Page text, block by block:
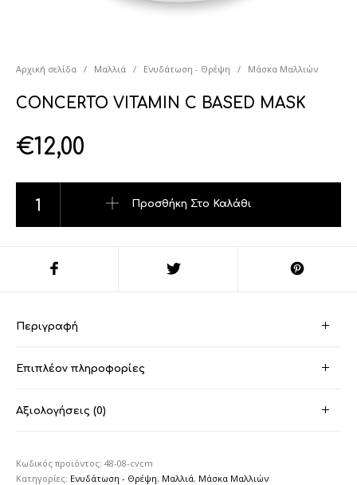
Αρχική σελίδα / Μαλλιά / Ενυδάτωση - Θρέψη / Μάσκα Μαλλιών
CONCERTO VITAMIN C BASED MASK
€12,00
Προσθήκη Στο Καλάθι
Περιγραφή
Επιπλέον πληροφορίες
Αξιολογήσεις (0)
Κωδικός προϊόντος:48-08-cvcm
Κατηγορίες: Ενυδάτωση - Θρέψη, Μαλλιά, Μάσκα Μαλλιών